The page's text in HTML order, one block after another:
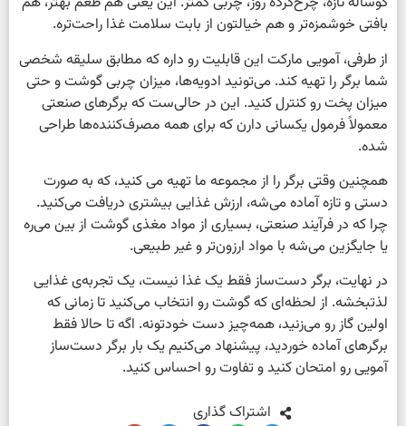
بافتی خوشمزه‌تر و هم خیالتون از بابت سلامت غذا راحت‌تره.
از طرفی، آمویی مارکت این قابلیت رو داره که مطابق سلیقه شخصی
شما برگر را تهیه کند. می‌تونید ادویه‌ها، میزان چربی گوشت و حتی
میزان پخت رو کنترل کنید. این در حالی‌ست که برگرهای صنعتی
معمولاً فرمول یکسانی دارن که برای همه مصرف‌کننده‌ها طراحی
شده.
همچنین وقتی برگر را از مجموعه ما تهیه می کنید، که به صورت
دستی و تازه آماده می‌شه، ارزش غذایی بیشتری دریافت می‌کنید.
چرا که در فرآیند صنعتی، بسیاری از مواد مغذی گوشت از بین می‌ره
یا جایگزین می‌شه با مواد ارزون‌تر و غیر طبیعی.
در نهایت، برگر دست‌ساز فقط یک غذا نیست، یک تجربه‌ی غذایی
لذتبخشه. از لحظه‌ای که گوشت رو انتخاب می‌کنید تا زمانی که
اولین گاز رو می‌زنید، همه‌چیز دست خودتونه. اگه تا حالا فقط
برگرهای آماده خوردید، پیشنهاد می‌کنیم یک بار برگر دست‌ساز
آمویی رو امتحان کنید و تفاوت رو احساس کنید.
اشتراک گذاری